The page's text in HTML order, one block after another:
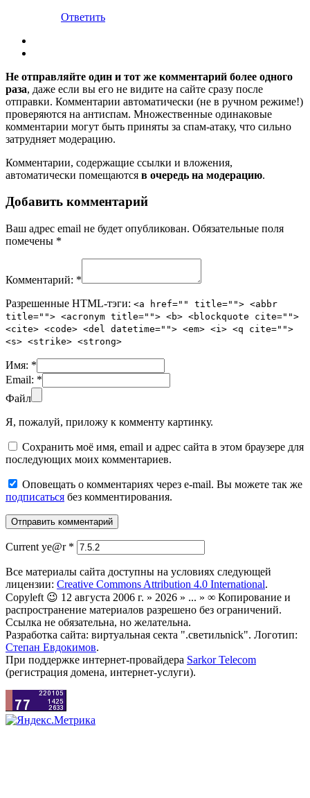
Ответить
Не отправляйте один и тот же комментарий более одного
раза, даже если вы его не видите на сайте сразу после
отправки. Комментарии автоматически (не в ручном режиме!)
проверяются на антиспам. Множественные одинаковые
комментарии могут быть приняты за спам-атаку, что сильно
затрудняет модерацию.
Комментарии, содержащие ссылки и вложения,
автоматически помещаются в очередь на модерацию.
Добавить комментарий
Ваш адрес email не будет опубликован. Обязательные поля
помечены *
Комментарий: *
Разрешенные HTML-тэги: <a href="" title=""> <abbr
title=""> <acronym title=""> <b> <blockquote cite="">
<cite> <code> <del datetime=""> <em> <i> <q cite="">
<s> <strike> <strong>
Имя: *
Email: *
Файл
Я, пожалуй, приложу к комменту картинку.
Сохранить моё имя, email и адрес сайта в этом браузере для
последующих моих комментариев.
Оповещать о комментариях через e-mail. Вы можете так же
подписаться без комментирования.
Current ye@r *
Все материалы сайта доступны на условиях следующей
лицензии: Creative Commons Attribution 4.0 International.
Copyleft 😉 12 августа 2006 г. » 2026 » ... » ∞ Копирование и
распространение материалов разрешено без ограничений.
Ссылка не обязательна, но желательна.
Разработка сайта: виртуальная секта ".светильnick". Логотип:
Степан Евдокимов.
При поддержке интернет-провайдера Sarkor Telecom
(регистрация домена, интернет-услуги).